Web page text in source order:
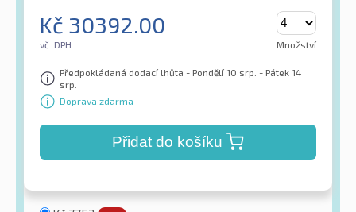
Kč 30392.00
vč. DPH Množství
Předpokládaná dodací lhůta - Pondělí 10 srp. - Pátek 14
srp.
Doprava zdarma
Přidat do košíku